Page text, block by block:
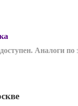
Аналоги по